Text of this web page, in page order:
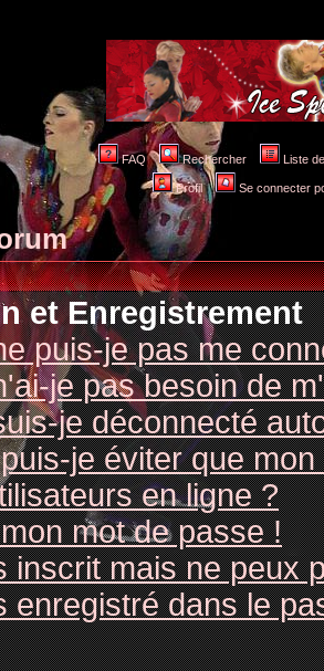
FAQ Rechercher Liste
Profil Se connecter
et Enregistrement
puis-je pas me
je pas besoin de
je déconnecté
je éviter que
en ligne ?
mot de passe !
inscrit mais ne peux
enregistré dans le